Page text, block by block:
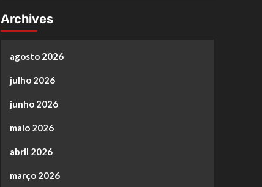
Archives
agosto 2026
julho 2026
junho 2026
maio 2026
abril 2026
março 2026